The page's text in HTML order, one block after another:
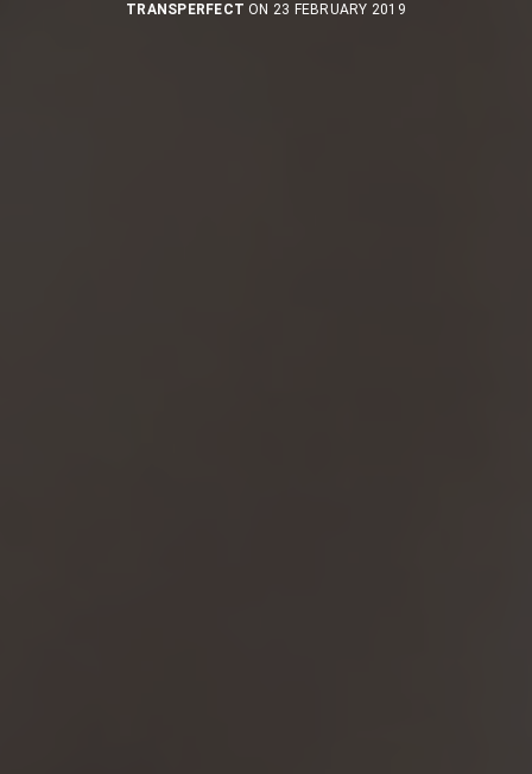
TRANSPERFECT ON 23 FEBRUARY 2019